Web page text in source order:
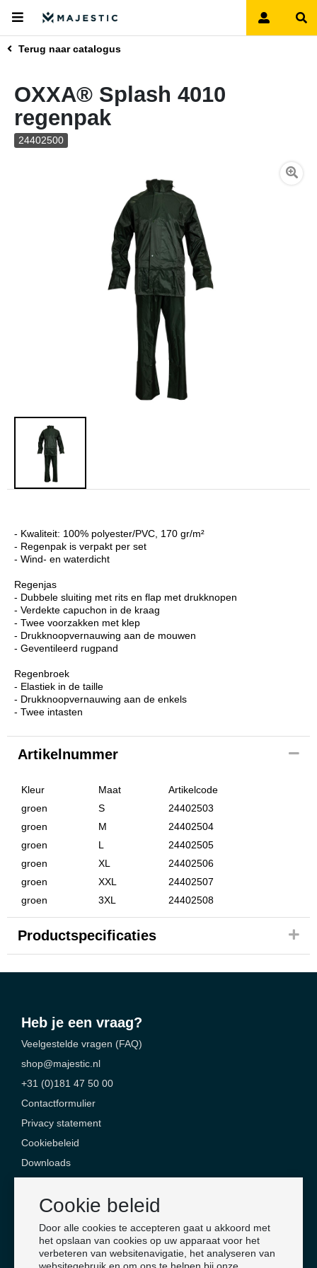
Cookie beleid
Door alle cookies te accepteren gaat u akkoord met
het opslaan van cookies op uw apparaat voor het
verbeteren van websitenavigatie, het analyseren van
Terug naar catalogus
OXXA® Splash 4010
regenpak
24402500
- Kwaliteit: 100% polyester/PVC, 170 gr/m²
- Regenpak is verpakt per set
- Wind- en waterdicht
Regenjas
- Dubbele sluiting met rits en flap met drukknopen
- Verdekte capuchon in de kraag
- Twee voorzakken met klep
- Drukknoopvernauwing aan de mouwen
- Geventileerd rugpand
Regenbroek
- Elastiek in de taille
- Drukknoopvernauwing aan de enkels
- Twee intasten
Artikelnummer
Kleur Maat
Artikelcode
groen
S
24402503
groen
M
24402504
groen
L
24402505
groen
XL
24402506
groen
XXL
24402507
groen
3XL 24402508
Productspecificaties
Heb je een vraag?
Veelgestelde vragen (FAQ)
shop@majestic.nl
+31 (0)181 47 50 00
Contactformulier
Privacy statement
Cookiebeleid
Downloads
Majestic Safety Products & Services
Jan Campertlaan 6
3201 AX Spijkenisse